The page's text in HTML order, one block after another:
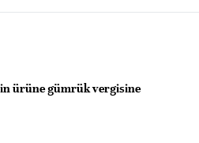
ürüne gümrük vergisine